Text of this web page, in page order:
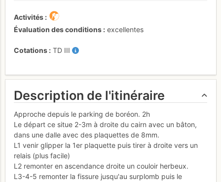
Activités
Évaluation des conditions
excellentes
Cotations TD III
Description de l'itinéraire
Approche depuis le parking de boréon. 2h
Le départ ce situe 2-3m à droite du cairn avec un bâton,
dans une dalle avec des plaquettes de 8mm.
L1 venir glipper la 1er plaquette puis tirer à droite vers un
relais (plus facile)
L2 remonter en ascendance droite un couloir herbeux.
L3-4-5 remonter la fissure jusqu'au surplomb puis le